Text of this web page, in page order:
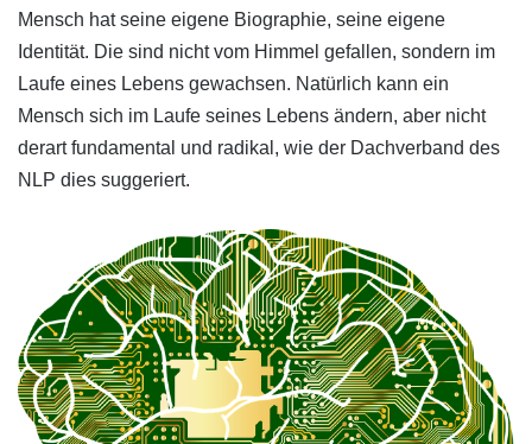
Mensch hat seine eigene Biographie, seine eigene
Identität. Die sind nicht vom Himmel gefallen, sondern im
Laufe eines Lebens gewachsen. Natürlich kann ein
Mensch sich im Laufe seines Lebens ändern, aber nicht
derart fundamental und radikal, wie der Dachverband des
NLP dies suggeriert.